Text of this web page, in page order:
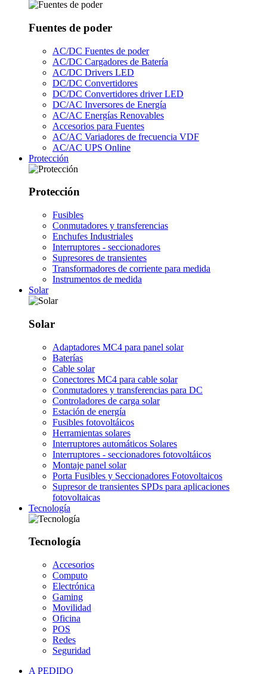
Fuentes de poder
AC/DC Fuentes de poder
AC/DC Cargadores de Batería
AC/DC Drivers LED
DC/DC Convertidores
DC/DC Convertidores driver LED
DC/AC Inversores de Energía
AC/AC Energías Renovables
Accesorios para Fuentes
AC/AC Variadores de frecuencia VDF
AC/AC UPS Online
Protección
Protección
Fusibles
Conmutadores y transferencias
Enchufes Industriales
Interruptores - seccionadores
Supresores de transientes
Transformadores de corriente para medida
Instrumentos de medida
Solar
Solar
Adaptadores MC4 para panel solar
Baterías
Cable solar
Conectores MC4 para cable solar
Conmutadores y transferencias para DC
Controladores de carga solar
Estación de energía
Fusibles fotovoltáicos
Herramientas solares
Interruptores automáticos Solares
Interruptores - seccionadores fotovoltáicos
Montaje panel solar
Porta Fusibles y Seccionadores Fotovoltaicos
Supresor de transientes SPDs para aplicaciones
fotovoltaicas
Tecnología
Tecnología
Accesorios
Computo
Electrónica
Gaming
Movilidad
Oficina
POS
Redes
Seguridad
A PEDIDO